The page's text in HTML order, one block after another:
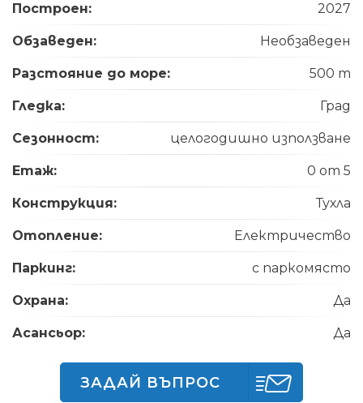
Построен: 2027
Обзаведен: Необзаведен
Разстояние до море: 500 m
Гледка: Град
Сезонност: целогодишно използване
Етаж: 0 от 5
Конструкция: Тухла
Отопление: Електричество
Паркинг: с паркомясто
Охрана: Да
Асансьор: Да
ЗАДАЙ ВЪПРОС